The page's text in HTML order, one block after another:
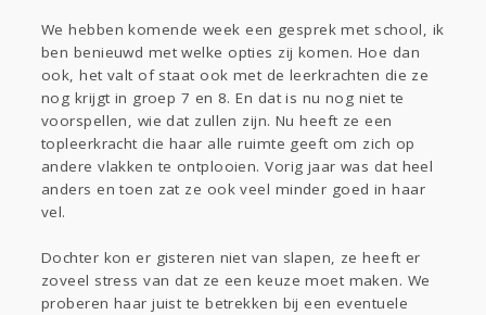
We hebben komende week een gesprek met school, ik
ben benieuwd met welke opties zij komen. Hoe dan
ook, het valt of staat ook met de leerkrachten die ze
nog krijgt in groep 7 en 8. En dat is nu nog niet te
voorspellen, wie dat zullen zijn. Nu heeft ze een
topleerkracht die haar alle ruimte geeft om zich op
andere vlakken te ontplooien. Vorig jaar was dat heel
anders en toen zat ze ook veel minder goed in haar
vel.
Dochter kon er gisteren niet van slapen, ze heeft er
zoveel stress van dat ze een keuze moet maken. We
proberen haar juist te betrekken bij een eventuele